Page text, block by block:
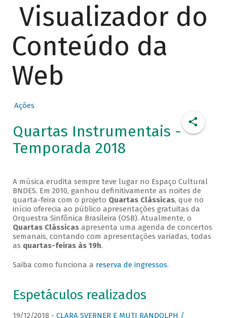
Visualizador do
Conteúdo da
Web
Ações
Quartas Instrumentais -
Temporada 2018
A música erudita sempre teve lugar no Espaço Cultural
BNDES. Em 2010, ganhou definitivamente as noites de
quarta-feira com o projeto Quartas Clássicas, que no
início oferecia ao público apresentações gratuitas da
Orquestra Sinfônica Brasileira (OSB). Atualmente, o
Quartas Clássicasapresenta uma agenda de concertos
semanais, contando com apresentações variadas, todas
as quartas-feiras às 19h.
Saiba como funciona a reserva de ingressos.
Espetáculos realizados
19/12/2018 - CLARA SVERNER E MUTI RANDOLPH /